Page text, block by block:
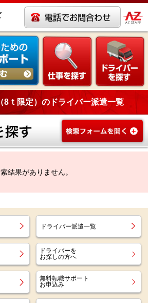
8ｔ限定）のドライバー派遣一覧
結果がありません。
ドライバー派遣一覧
ドライバーを
お探しの方へ
無料転職サポート
お申込み